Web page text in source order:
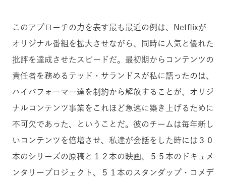
このアプローチの力を表す最も最近の例は、Netflixが
オリジナル番組を拡大させながら、同時に人気と優れた
批評を達成させたスピードだ。最初期からコンテンツの
責任者を務めるテッド・サランドスが私に語ったのは、
ハイパフォーマー達を制約から解放することが、オリジ
ナルコンテンツ事業をこれほど急速に築き上げるために
不可欠であった、ということだ。彼のチームは毎年新し
いコンテンツを倍増させ、私達が会話をした時には３０
本のシリーズの原稿と１２本の映画、５５本のドキュメ
ンタリープロジェクト、５１本のスタンダップ・コメデ